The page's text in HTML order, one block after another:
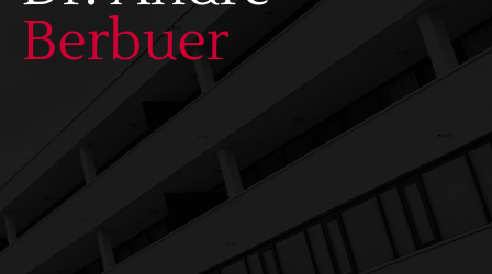
Berbuer